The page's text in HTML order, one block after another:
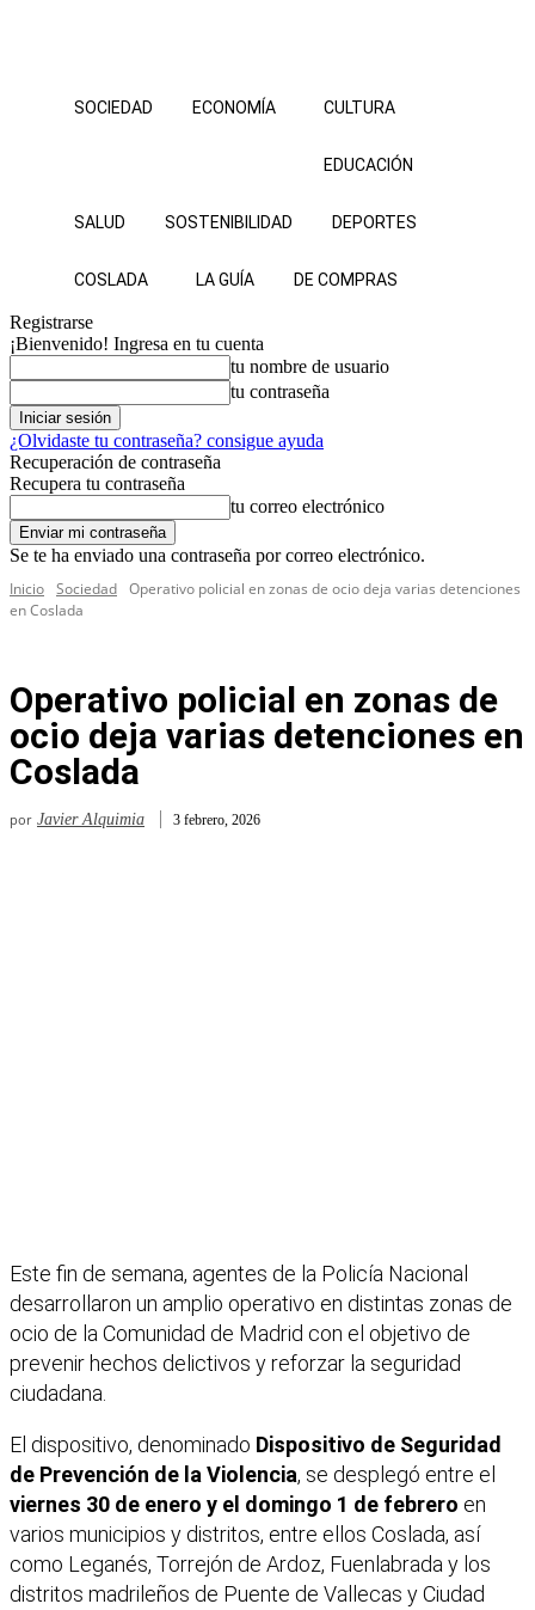
SOCIEDAD ECONOMÍA CULTURA
EDUCACIÓN
SALUD SOSTENIBILIDAD DEPORTES
COSLADA LA GUÍA DE COMPRAS
Registrarse
¡Bienvenido! Ingresa en tu cuenta
tu nombre de usuario
tu contraseña
¿Olvidaste tu contraseña? consigue ayuda
Recuperación de contraseña
Recupera tu contraseña
tu correo electrónico
Se te ha enviado una contraseña por correo electrónico.
Inicio Sociedad Operativo policial en zonas de ocio deja varias detenciones
en Coslada
Operativo policial en zonas de
ocio deja varias detenciones en
Coslada
por Javier Alquimia 3 febrero, 2026
Este fin de semana, agentes de la Policía Nacional
desarrollaron un amplio operativo en distintas zonas de
ocio de la Comunidad de Madrid con el objetivo de
prevenir hechos delictivos y reforzar la seguridad
ciudadana.
El dispositivo, denominado Dispositivo de Seguridad
de Prevención de la Violencia, se desplegó entre el
viernes 30 de enero y el domingo 1 de febrero en
varios municipios y distritos, entre ellos Coslada, así
como Leganés, Torrejón de Ardoz, Fuenlabrada y los
distritos madrileños de Puente de Vallecas y Ciudad